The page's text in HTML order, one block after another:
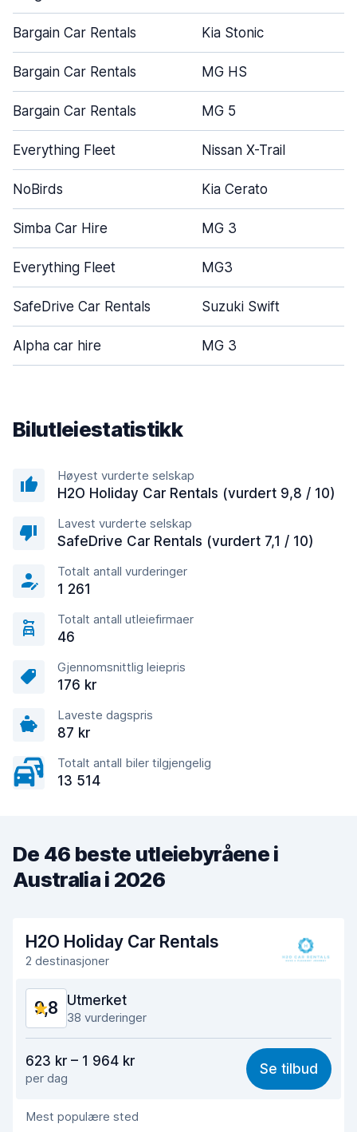
Bargain Car Rentals Kia Stonic
Bargain Car Rentals MG HS
Bargain Car Rentals MG 5
Everything Fleet Nissan X-Trail
NoBirds Kia Cerato
Simba Car Hire MG 3
Everything Fleet MG3
SafeDrive Car Rentals Suzuki Swift
Alpha car hire MG 3
Bilutleiestatistikk
Høyest vurderte selskap
H2O Holiday Car Rentals (vurdert 9,8 / 10)
Lavest vurderte selskap
SafeDrive Car Rentals (vurdert 7,1 / 10)
Totalt antall vurderinger
1 261
Totalt antall utleiefirmaer
46
Gjennomsnittlig leiepris
176 kr
Laveste dagspris
87 kr
Totalt antall biler tilgjengelig
13 514
De 46 beste utleiebyråene i
Australia i 2026
H2O Holiday Car Rentals
2 destinasjoner
9,8 Utmerket
38 vurderinger
9,8
Enkel å finne 9,4
Hjelp og service
623 kr – 1 964 kr
per dag
Se tilbud
Mest populære sted